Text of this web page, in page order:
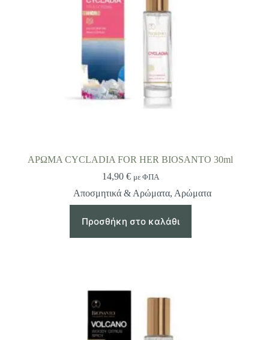
ΑΡΩΜΑ CYCLADIA FOR HER BIOSANTO 30ml
14,90 € με ΦΠΑ
Αποσμητικά & Αρώματα,Αρώματα
Προσθήκη στο καλάθι